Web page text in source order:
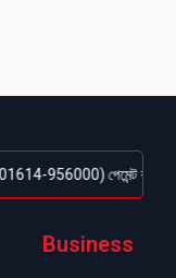
পেমেন্ট করতে হবে,
Business